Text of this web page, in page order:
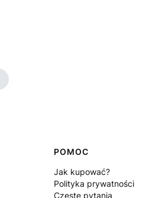
POMOC
Jak kupować?
Polityka prywatności
Częste pytania